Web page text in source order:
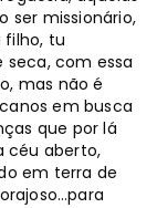
ser missionário,
filho, tu
seca, com essa
mas não é
em busca
que por lá
céu aberto,
em terra de